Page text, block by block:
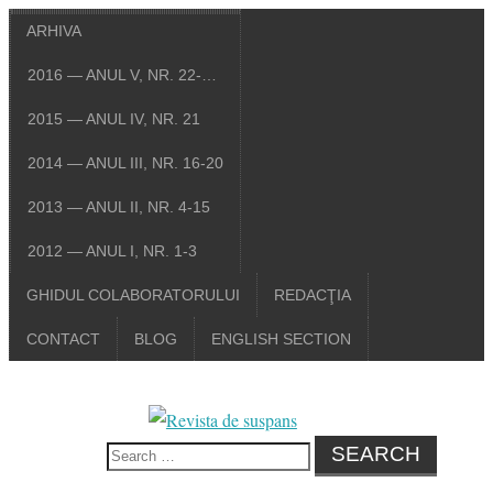
ARHIVA
2016 — ANUL V, NR. 22-…
2015 — ANUL IV, NR. 21
2014 — ANUL III, NR. 16-20
2013 — ANUL II, NR. 4-15
2012 — ANUL I, NR. 1-3
GHIDUL COLABORATORULUI REDACŢIA
CONTACT BLOG ENGLISH SECTION
Search